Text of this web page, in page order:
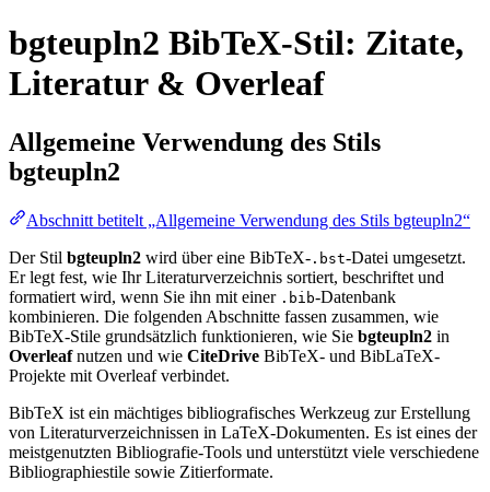
bgteupln2 BibTeX-Stil: Zitate,
Literatur & Overleaf
Allgemeine Verwendung des Stils
bgteupln2
Abschnitt betitelt „Allgemeine Verwendung des Stils bgteupln2“
Der Stil bgteupln2 wird über eine BibTeX- .bst-Datei umgesetzt.
Er legt fest, wie Ihr Literaturverzeichnis sortiert, beschriftet und
formatiert wird, wenn Sie ihn mit einer .bib-Datenbank
kombinieren. Die folgenden Abschnitte fassen zusammen, wie
BibTeX-Stile grundsätzlich funktionieren, wie Sie bgteupln2 in
Overleafnutzen und wie CiteDrive BibTeX- und BibLaTeX-
Projekte mit Overleaf verbindet.
BibTeX ist ein mächtiges bibliografisches Werkzeug zur Erstellung
von Literaturverzeichnissen in LaTeX-Dokumenten. Es ist eines der
meistgenutzten Bibliografie-Tools und unterstützt viele verschiedene
Bibliographiestile sowie Zitierformate.